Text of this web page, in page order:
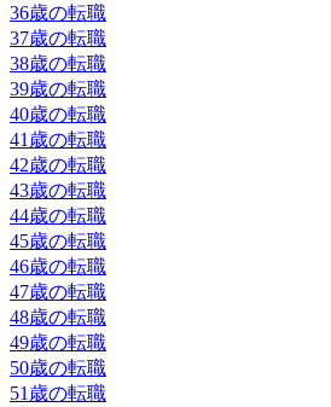
36歳の転職
37歳の転職
38歳の転職
39歳の転職
40歳の転職
41歳の転職
42歳の転職
43歳の転職
44歳の転職
45歳の転職
46歳の転職
47歳の転職
48歳の転職
49歳の転職
50歳の転職
51歳の転職